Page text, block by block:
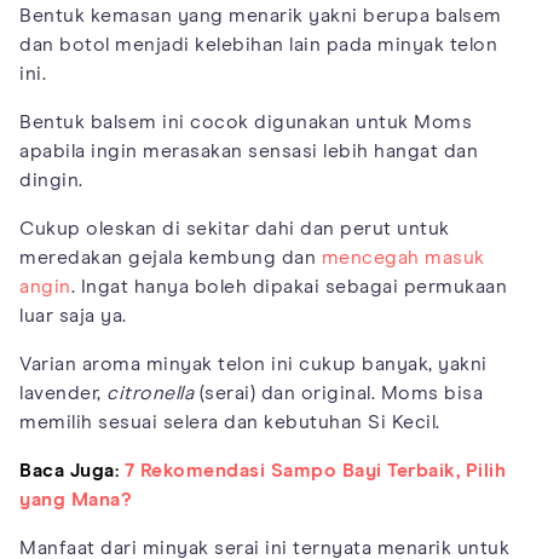
Bentuk kemasan yang menarik yakni berupa balsem
dan botol menjadi kelebihan lain pada minyak telon
ini.
Bentuk balsem ini cocok digunakan untuk Moms
apabila ingin merasakan sensasi lebih hangat dan
dingin.
Cukup oleskan di sekitar dahi dan perut untuk
meredakan gejala kembung dan mencegah masuk
angin. Ingat hanya boleh dipakai sebagai permukaan
luar saja ya.
Varian aroma minyak telon ini cukup banyak, yakni
lavender, citronella(serai) dan original. Moms bisa
memilih sesuai selera dan kebutuhan Si Kecil.
Baca Juga: 7 Rekomendasi Sampo Bayi Terbaik, Pilih
yang Mana?
Manfaat dari minyak serai ini ternyata menarik untuk